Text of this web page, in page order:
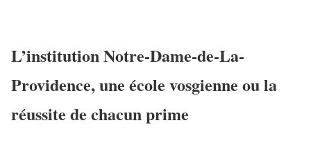
L’institution Notre-Dame-de-La-
Providence, une école vosgienne ou la
réussite de chacun prime